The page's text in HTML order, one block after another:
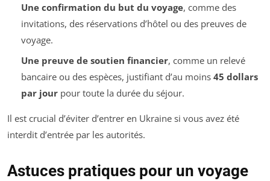
Une confirmation du but du voyage, comme des
invitations, des réservations d’hôtel ou des preuves de
voyage.
Une preuve de soutien financier, comme un relevé
bancaire ou des espèces, justifiant d’au moins 45 dollars
par jourpour toute la durée du séjour.
Il est crucial d’éviter d’entrer en Ukraine si vous avez été
interdit d’entrée par les autorités.
Astuces pratiques pour un voyage